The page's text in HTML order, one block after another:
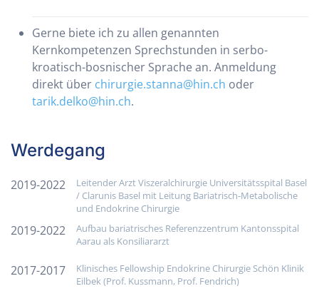
Gerne biete ich zu allen genannten
Kernkompetenzen Sprechstunden in serbo-
kroatisch-bosnischer Sprache an. Anmeldung
direkt über chirurgie.stanna@hin.ch oder
tarik.delko@hin.ch.
Werdegang
2019-2022
Leitender Arzt Viszeralchirurgie Universitätsspital Basel
/ Clarunis Basel mit Leitung Bariatrisch-Metabolische
und Endokrine Chirurgie
2019-2022
Aufbau bariatrisches Referenzzentrum Kantonsspital
Aarau als Konsiliararzt
2017-2017
Klinisches Fellowship Endokrine Chirurgie Schön Klinik
Eilbek (Prof. Kussmann, Prof. Fendrich)